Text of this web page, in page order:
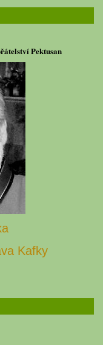
Pektusan
Kafky